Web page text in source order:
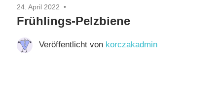
24. April 2022
Frühlings-Pelzbiene
Veröffentlicht von korczakadmin